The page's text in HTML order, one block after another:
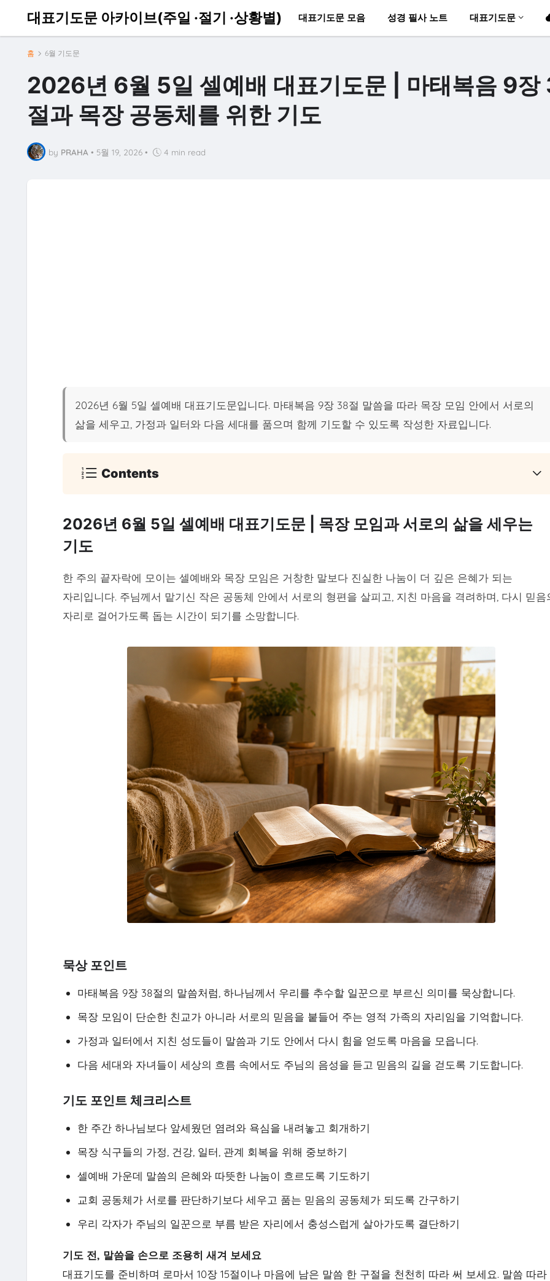
대표기도문 아카이브(주일 ·절기 ·상황별) 대표기도문 모음 성경 필사 노트 대표기도문
홈 6월 기도문
2026년 6월 5일 셀예배 대표기도문 | 마태복음 9장
절과 목장 공동체를 위한 기도
by PRAHA • 5월 19, 2026 • 4 min read
2026년 6월 5일 셀예배 대표기도문입니다. 마태복음 9장 38절 말씀을 따라 목장 모임 안에서 서로의
삶을 세우고, 가정과 일터와 다음 세대를 품으며 함께 기도할 수 있도록 작성한 자료입니다.
Contents
2026년 6월 5일 셀예배 대표기도문 | 목장 모임과 서로의 삶을 세우는
기도
한 주의 끝자락에 모이는 셀예배와 목장 모임은 거창한 말보다 진실한 나눔이 더 깊은 은혜가 되는
자리입니다. 주님께서 맡기신 작은 공동체 안에서 서로의 형편을 살피고, 지친 마음을 격려하며, 다시 믿음
자리로 걸어가도록 돕는 시간이 되기를 소망합니다.
묵상 포인트
마태복음 9장 38절의 말씀처럼, 하나님께서 우리를 추수할 일꾼으로 부르신 의미를 묵상합니다.
목장 모임이 단순한 친교가 아니라 서로의 믿음을 붙들어 주는 영적 가족의 자리임을 기억합니다.
가정과 일터에서 지친 성도들이 말씀과 기도 안에서 다시 힘을 얻도록 마음을 모읍니다.
다음 세대와 자녀들이 세상의 흐름 속에서도 주님의 음성을 듣고 믿음의 길을 걷도록 기도합니다.
기도 포인트 체크리스트
한 주간 하나님보다 앞세웠던 염려와 욕심을 내려놓고 회개하기
목장 식구들의 가정, 건강, 일터, 관계 회복을 위해 중보하기
셀예배 가운데 말씀의 은혜와 따뜻한 나눔이 흐르도록 기도하기
교회 공동체가 서로를 판단하기보다 세우고 품는 믿음의 공동체가 되도록 간구하기
우리 각자가 주님의 일꾼으로 부름 받은 자리에서 충성스럽게 살아가도록 결단하기
기도 전, 말씀을 손으로 조용히 새겨 보세요
대표기도를 준비하며 로마서 10장 15절이나 마음에 남은 말씀 한 구절을 천천히 따라 써 보세요. 말씀 따라